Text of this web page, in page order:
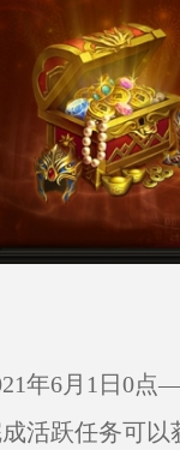
年6月1日0点
活跃任务可